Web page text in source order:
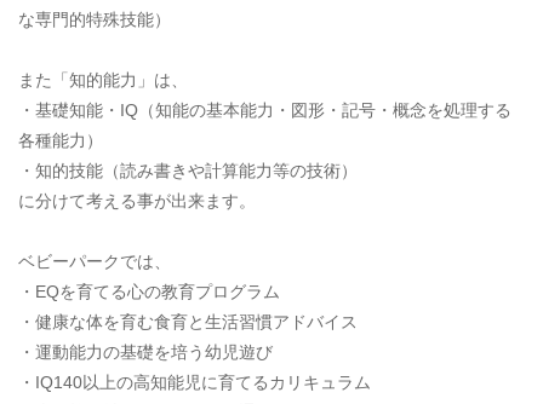
な専門的特殊技能）
また「知的能力」は、
・基礎知能・IQ（知能の基本能力・図形・記号・概念を処理する
各種能力）
・知的技能（読み書きや計算能力等の技術）
に分けて考える事が出来ます。
ベビーパークでは、
・EQを育てる心の教育プログラム
・健康な体を育む食育と生活習慣アドバイス
・運動能力の基礎を培う幼児遊び
・IQ140以上の高知能児に育てるカリキュラム